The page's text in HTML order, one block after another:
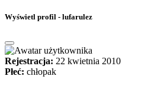
Wyświetl profil - lufarulez
Rejestracja: 22 kwietnia 2010
Płeć: chłopak